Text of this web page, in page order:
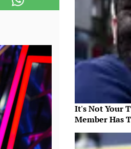
It's Not Your
Member Has